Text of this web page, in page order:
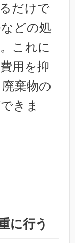
だけで
どの処
これに
用を抑
棄物の
きま
に行う